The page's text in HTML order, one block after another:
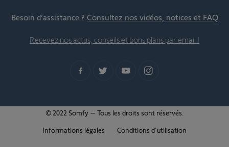
Besoin d’assistance ? Consultez nos vidéos, notices et FAQ
Recevez nos actus, conseils et bons plans par email !
© 2022 Somfy – Tous les droits sont réservés.
Informations légales
Conditions d'utilisation